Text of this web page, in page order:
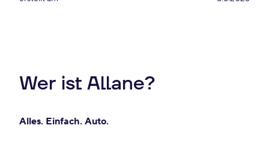
Wer ist Allane?
Alles. Einfach. Auto.